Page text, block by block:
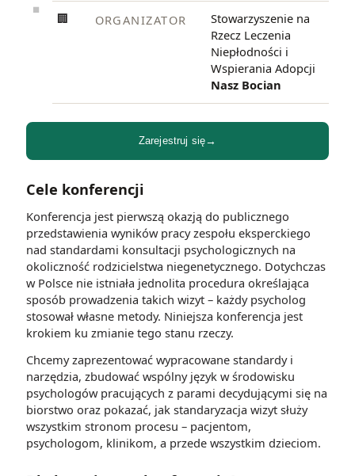
🏢 ORGANIZATOR
Stowarzyszenie na
Rzecz Leczenia
Niepłodności i
Wspierania Adopcji
Nasz Bocian
Zarejestruj się
Cele konferencji
Konferencja jest pierwszą okazją do publicznego
przedstawienia wyników pracy zespołu eksperckiego
nad standardami konsultacji psychologicznych na
okoliczność rodzicielstwa niegenetycznego. Dotychczas
w Polsce nie istniała jednolita procedura określająca
sposób prowadzenia takich wizyt – każdy psycholog
stosował własne metody. Niniejsza konferencja jest
krokiem ku zmianie tego stanu rzeczy.
Chcemy zaprezentować wypracowane standardy i
narzędzia, zbudować wspólny język w środowisku
psychologów pracujących z parami decydującymi się na
biorstwo oraz pokazać, jak standaryzacja wizyt służy
wszystkim stronom procesu – pacjentom,
psychologom, klinikom, a przede wszystkim dzieciom.